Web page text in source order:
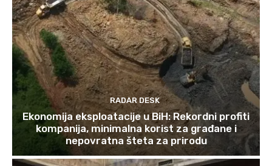
RADAR DESK
Ekonomija eksploatacije u BiH: Rekordni profiti
kompanija, minimalna korist za građane i
nepovratna šteta za prirodu